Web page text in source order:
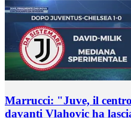
Marrucci: "Juve, il
davanti Vlahovic ha